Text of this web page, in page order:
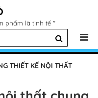
phẩm là tinh tế "
THIẾT KẾ NỘI THẤT